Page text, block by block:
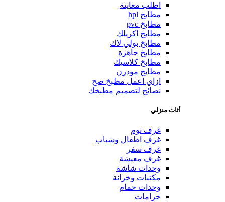
اطلب معاينة
مطابخ hpl
مطابخ pvc
مطابخ اكريلك
مطابخ بولي لاك
مطابخ جاهزة
مطابخ كلاسيك
مطابخ مودرن
ازاي اعمل مطبخ صح
نصائح لتصميم مطبخك
أثاث منزلي
غرف نوم
غرف اطفال وشباب
غرف سفر
غرف معيشة
وحدات شاشة
مكتبات وخزانة
وحدات حمام
جزامات